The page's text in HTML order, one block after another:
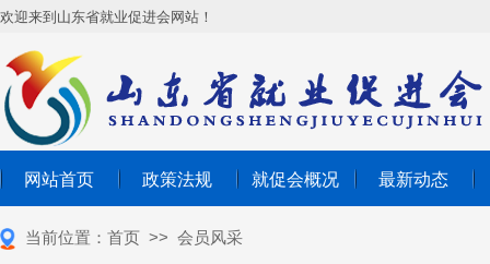
欢迎来到山东省就业促进会网站！
网站首页 政策法规 就促会概况 最新动态
当前位置： 首页 >> 会员风采